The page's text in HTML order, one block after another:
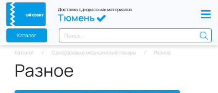
Доставка одноразовых материалов
Тюмень
Каталог
Каталог Одноразовые медицинские товары Разное
Разное